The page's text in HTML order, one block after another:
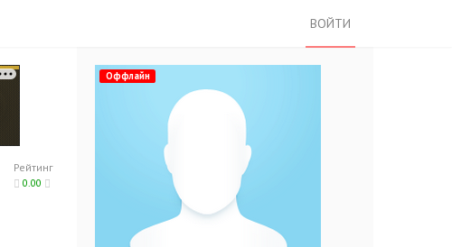
ВОЙТИ
Рейтинг
0.00
Оффлайн